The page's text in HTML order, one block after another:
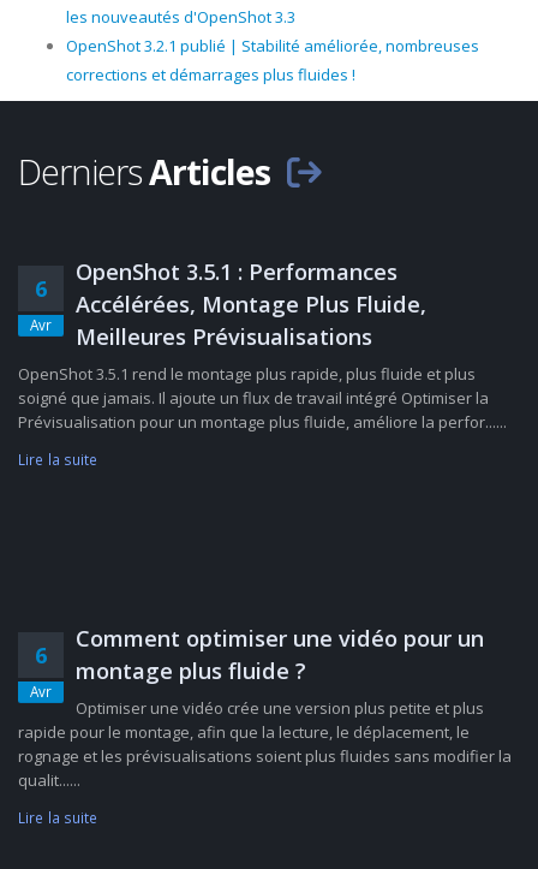
les nouveautés d'OpenShot 3.3
OpenShot 3.2.1 publié | Stabilité améliorée, nombreuses
corrections et démarrages plus fluides !
DerniersArticles
6
Avr
OpenShot 3.5.1 : Performances
Accélérées, Montage Plus Fluide,
Meilleures Prévisualisations
OpenShot 3.5.1 rend le montage plus rapide, plus fluide et plus
soigné que jamais. Il ajoute un flux de travail intégré Optimiser la
Prévisualisation pour un montage plus fluide, améliore la perfor......
Lire la suite
6
Avr
Comment optimiser une vidéo pour un
montage plus fluide ?
Optimiser une vidéo crée une version plus petite et plus
rapide pour le montage, afin que la lecture, le déplacement, le
rognage et les prévisualisations soient plus fluides sans modifier la
qualit......
Lire la suite